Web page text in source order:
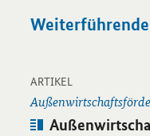
ARTIKEL
Artikel:
Öffnet Einzelsicht